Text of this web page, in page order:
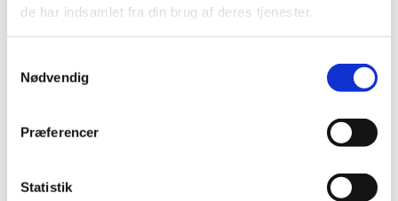
de har indsamlet fra din brug af deres tjenester.
Nødvendig
Præferencer
Statistik